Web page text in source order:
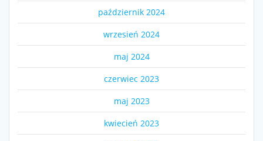
październik 2024
wrzesień 2024
maj 2024
czerwiec 2023
maj 2023
kwiecień 2023